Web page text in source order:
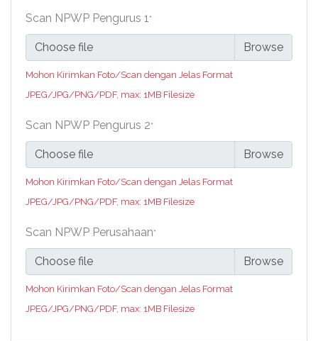
Scan NPWP Pengurus 1*
Choose file
Mohon Kirimkan Foto/Scan dengan Jelas Format
JPEG/JPG/PNG/PDF, max: 1MB Filesize
Scan NPWP Pengurus 2*
Choose file
Mohon Kirimkan Foto/Scan dengan Jelas Format
JPEG/JPG/PNG/PDF, max: 1MB Filesize
Scan NPWP Perusahaan*
Choose file
Mohon Kirimkan Foto/Scan dengan Jelas Format
JPEG/JPG/PNG/PDF, max: 1MB Filesize